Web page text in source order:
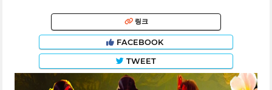
링크
FACEBOOK
TWEET